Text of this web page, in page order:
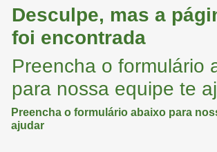
Desculpe, mas a
foi encontrada
Preencha o formulário
para nossa equipe te
Preencha o formulário abaixo para
ajudar